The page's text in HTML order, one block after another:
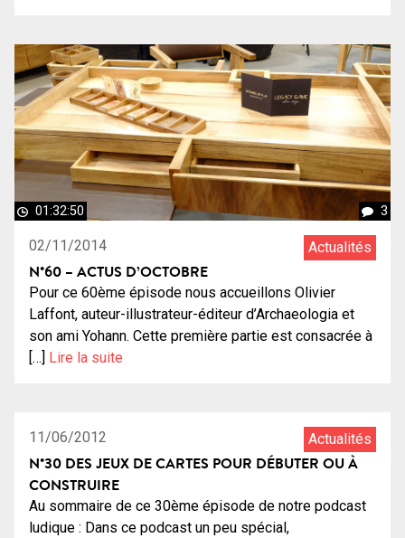
01:32:50 3
02/11/2014 Actualités
N°60 – ACTUS D’OCTOBRE
Pour ce 60ème épisode nous accueillons Olivier
Laffont, auteur-illustrateur-éditeur d’Archaeologia et
son ami Yohann. Cette première partie est consacrée à
[…] Lire la suite
11/06/2012 Actualités
N°30 DES JEUX DE CARTES POUR DÉBUTER OU À
CONSTRUIRE
Au sommaire de ce 30ème épisode de notre podcast
ludique : Dans ce podcast un peu spécial,